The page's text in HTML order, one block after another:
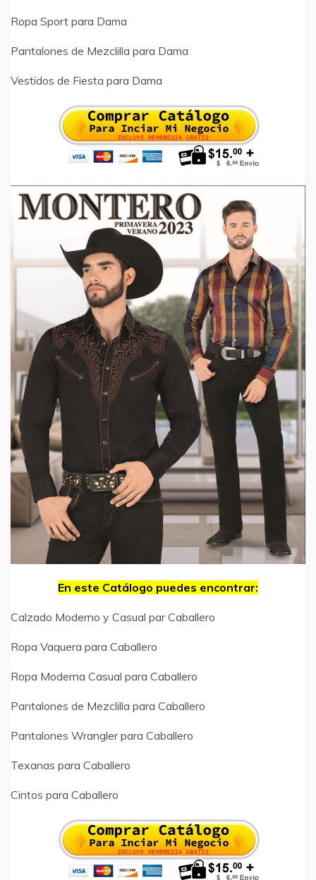
Ropa Sport para Dama
Pantalones de Mezclilla para Dama
Vestidos de Fiesta para Dama
En este Catálogo puedes encontrar:
Calzado Moderno y Casual par Caballero
Ropa Vaquera para Caballero
Ropa Moderna Casual para Caballero
Pantalones de Mezclilla para Caballero
Pantalones Wrangler para Caballero
Texanas para Caballero
Cintos para Caballero